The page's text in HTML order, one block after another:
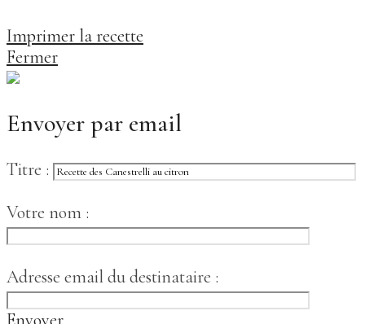
Imprimer la recette
Fermer
Envoyer par email
Titre :
Votre nom :
Adresse email du destinataire :